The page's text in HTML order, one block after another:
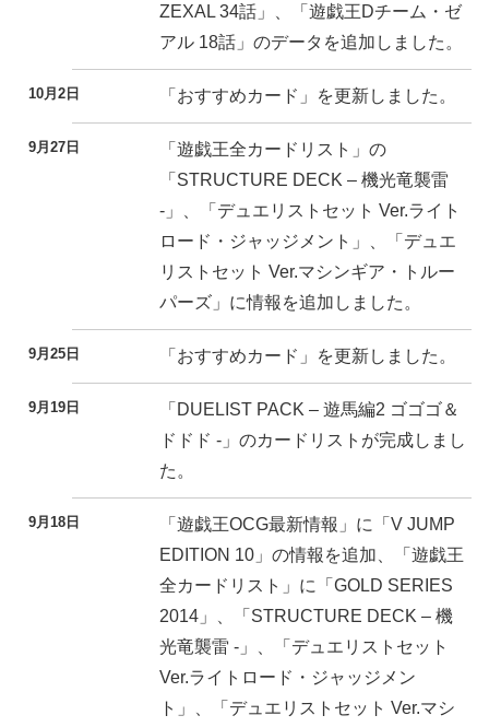
ZEXAL 34話」、「遊戯王Dチーム・ゼ
アル 18話」のデータを追加しました。
10月2日 「おすすめカード」を更新しました。
9月27日
「遊戯王全カードリスト」の
「STRUCTURE DECK – 機光竜襲雷
-」、「デュエリストセット Ver.ライト
ロード・ジャッジメント」、「デュエ
リストセット Ver.マシンギア・トルー
パーズ」に情報を追加しました。
9月25日 「おすすめカード」を更新しました。
9月19日
「DUELIST PACK – 遊馬編2 ゴゴゴ＆
ドドド -」のカードリストが完成しまし
た。
9月18日
「遊戯王OCG最新情報」に「V JUMP
EDITION 10」の情報を追加、「遊戯王
全カードリスト」に「GOLD SERIES
2014」、「STRUCTURE DECK – 機
光竜襲雷 -」、「デュエリストセット
Ver.ライトロード・ジャッジメン
ト」、「デュエリストセット Ver.マシ